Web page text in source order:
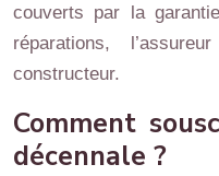
couverts par la
réparations,
constructeur.
Comment
décennale ?